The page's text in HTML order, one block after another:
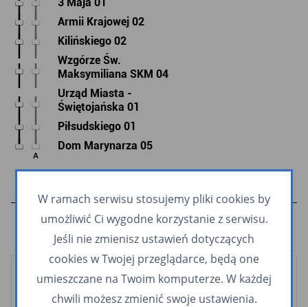
Kolej
Armii Krajowej 02
Kilińskiego 02
Wzgórze Św.
Maksymiliana SKM 04
Urząd Miasta -
Świętojańska 01
Piłsudskiego 01
A
Dom Marynarza 05
W ramach serwisu stosujemy pliki cookies by
umożliwić Ci wygodne korzystanie z serwisu.
Jeśli nie zmienisz ustawień dotyczących
cookies w Twojej przeglądarce, będą one
umieszczane na Twoim komputerze. W każdej
chwili możesz zmienić swoje ustawienia.